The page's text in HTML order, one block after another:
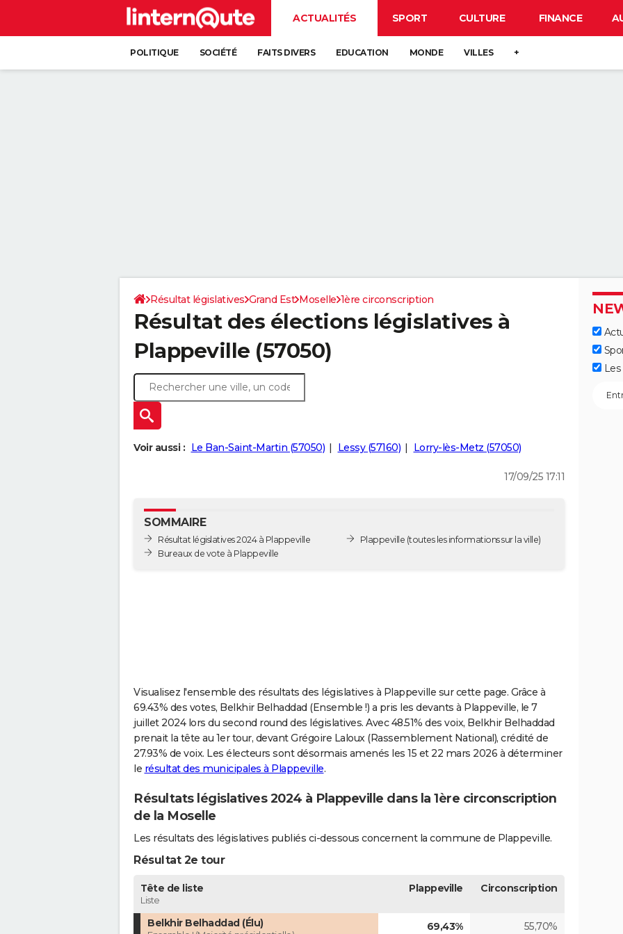
ACTUALITÉS SPORT CULTURE FINANCE
POLITIQUE SOCIÉTÉ FAITS DIVERS EDUCATION MONDE VILLES +
Résultat législatives Grand Est Moselle 1ère circonscription
Résultat des élections législatives à
Plappeville (57050)
Voir aussi : Le Ban-Saint-Martin (57050) Lessy (57160) Lorry-lès-Metz (57050)
17/09/25 17:11
SOMMAIRE
Résultat législatives 2024 à Plappeville
Bureaux de vote à Plappeville
Plappeville (toutes les informations sur la ville)
Visualisez l'ensemble des résultats des législatives à Plappeville sur cette page. Grâce à
69.43% des votes, Belkhir Belhaddad (Ensemble !) a pris les devants à Plappeville, le 7
juillet 2024 lors du second round des législatives. Avec 48.51% des voix, Belkhir Belhaddad
prenait la tête au 1er tour, devant Grégoire Laloux (Rassemblement National), crédité de
27.93% de voix. Les électeurs sont désormais amenés les 15 et 22 mars 2026 à déterminer
le résultat des municipales à Plappeville.
Résultats législatives 2024 à Plappeville dans la 1ère circonscription
de la Moselle
Les résultats des législatives publiés ci-dessous concernent la commune de Plappeville.
Résultat 2e tour
Tête de liste
Liste
Plappeville Circonscription
Belkhir Belhaddad (Élu) 69,43% 55,70%